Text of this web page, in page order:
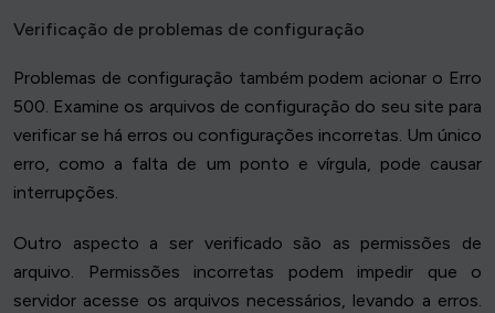
Verificação de problemas de configuração
Problemas de configuração também podem acionar o Erro
500. Examine os arquivos de configuração do seu site para
verificar se há erros ou configurações incorretas. Um único
erro, como a falta de um ponto e vírgula, pode causar
interrupções.
Outro aspecto a ser verificado são as permissões de
arquivo. Permissões incorretas podem impedir que o
servidor acesse os arquivos necessários, levando a erros.